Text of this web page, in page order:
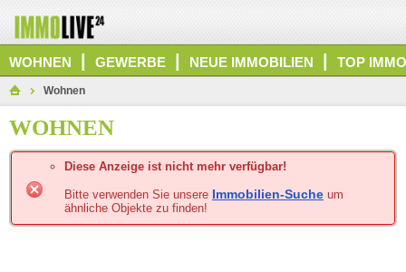
WOHNEN GEWERBE NEUE IMMOBILIEN TOP
Wohnen
WOHNEN
Diese Anzeige ist nicht mehr verfügbar!
Bitte verwenden Sie unsere Immobilien-Suche um
ähnliche Objekte zu finden!